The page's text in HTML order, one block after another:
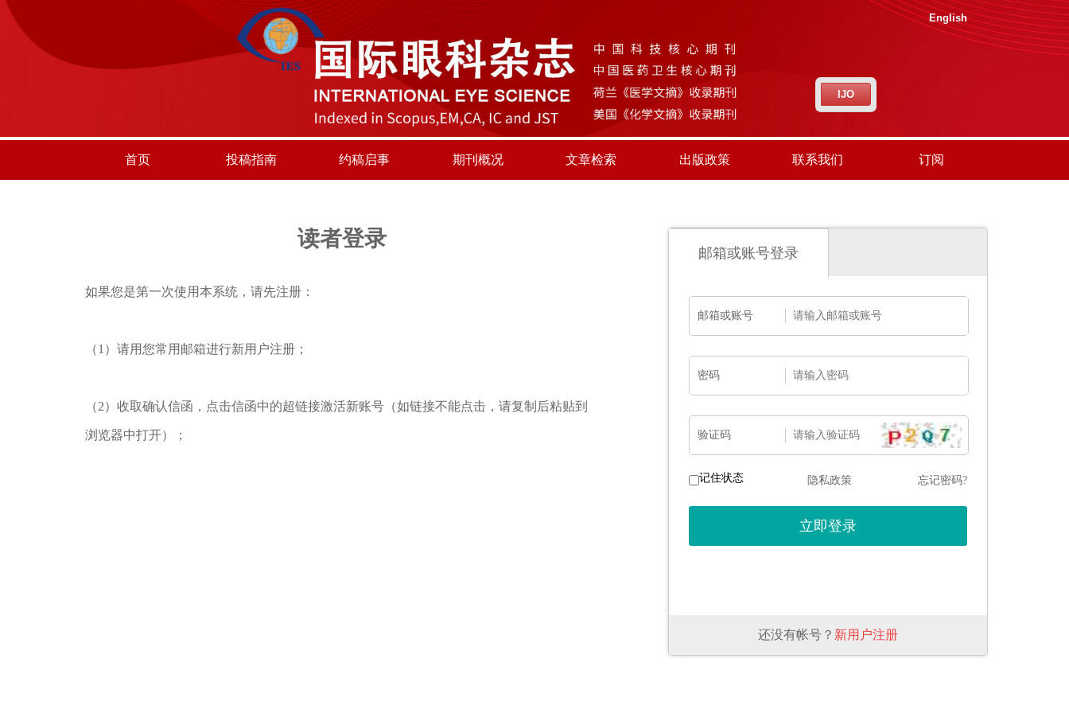
English
IJO
首页 投稿指南 约稿启事 期刊概况 文章检索 出版政策 联系我们 订阅
读者登录
如果您是第一次使用本系统，请先注册：
（1）请用您常用邮箱进行新用户注册；
（2）收取确认信函，点击信函中的超链接激活新账号（如链接不能点击，请复制后粘贴到
浏览器中打开）；
邮箱或账号登录
邮箱或账号
密码
验证码
记住状态 隐私政策 忘记密码?
还没有帐号？ 新用户注册